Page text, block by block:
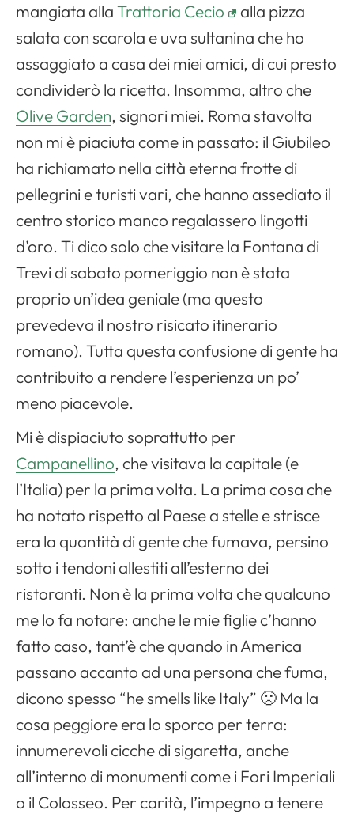
mangiata allaTrattoria Cecio
alla pizza
salata con scarola e uva sultanina che ho
assaggiato a casa dei miei amici, di cui presto
condividerò la ricetta. Insomma, altro che
Olive Garden, signori miei. Roma stavolta
non mi è piaciuta come in passato: il Giubileo
ha richiamato nella città eterna frotte di
pellegrini e turisti vari, che hanno assediato il
centro storico manco regalassero lingotti
d’oro. Ti dico solo che visitare la Fontana di
Trevi di sabato pomeriggio non è stata
proprio un’idea geniale (ma questo
prevedeva il nostro risicato itinerario
romano). Tutta questa confusione di gente ha
contribuito a rendere l’esperienza un po’
meno piacevole.
Mi è dispiaciuto soprattutto per
Campanellino, che visitava la capitale (e
l’Italia) per la prima volta. La prima cosa che
ha notato rispetto al Paese a stelle e strisce
era la quantità di gente che fumava, persino
sotto i tendoni allestiti all’esterno dei
ristoranti. Non è la prima volta che qualcuno
me lo fa notare: anche le mie figlie c’hanno
fatto caso, tant’è che quando in America
passano accanto ad una persona che fuma,
dicono spesso “he smells like Italy” 🙁 Ma la
cosa peggiore era lo sporco per terra:
innumerevoli cicche di sigaretta, anche
all’interno di monumenti come i Fori Imperiali
o il Colosseo. Per carità, l’impegno a tenere